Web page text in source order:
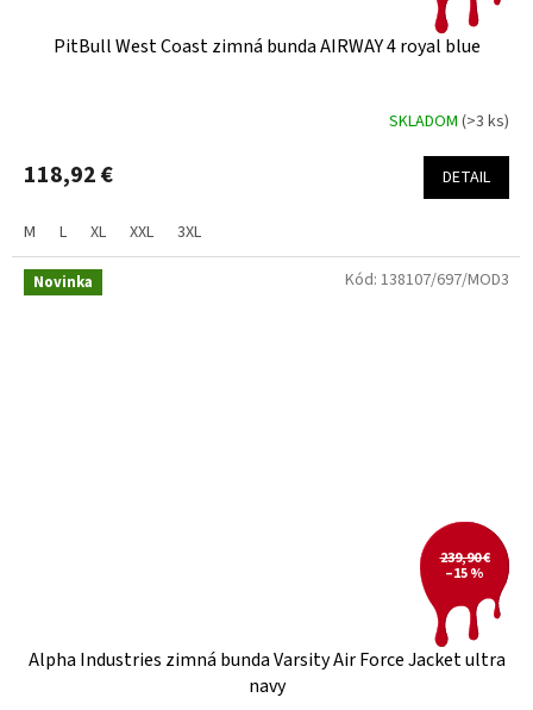
PitBull West Coast zimná bunda AIRWAY 4 royal blue
SKLADOM (>3 ks)
118,92 € DETAIL
M L XL XXL 3XL
Novinka
239,90 €
–15 %
Alpha Industries zimná bunda Varsity Air Force Jacket ultra
navy
Kód: 138107/697/MOD3